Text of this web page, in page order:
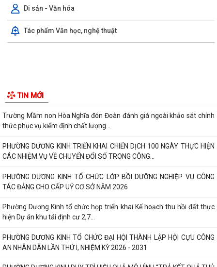
Di sản - Văn hóa
Tác phẩm Văn học, nghệ thuật
TIN MỚI
nâng cao cảnh giác trước lừa...
quyết của Hội đồng nhân...
Danh mục các dự án, công trình được đề xuất phải thu hồi đất trình Hội
đồng nhân dân thành phố tại...
Phường Dương Kinh hỗ trợ người dân cài đặt eTax Mobile, nộp thuế sử
dụng đất phi nông nghiệp
Trường Mầm non Hòa Nghĩa đón Đoàn đánh giá ngoài khảo sát chính
thức phục vụ kiểm định chất lượng...
PHƯỜNG DƯƠNG KINH TRIỂN KHAI CHIẾN DỊCH 100 NGÀY THỰC HIỆN
CÁC NHIỆM VỤ VỀ CHUYỂN ĐỔI SỐ TRONG CÔNG...
PHƯỜNG DƯƠNG KINH TỔ CHỨC LỚP BỒI DƯỠNG NGHIỆP VỤ CÔNG
TÁC ĐẢNG CHO CẤP UỶ CƠ SỞ NĂM 2026